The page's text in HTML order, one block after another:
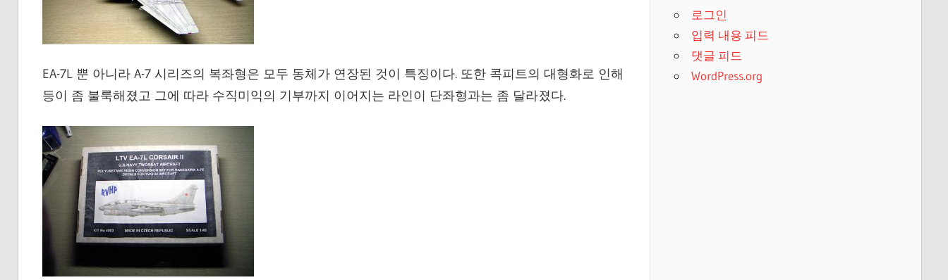
EA-7L 뿐 아니라 A-7 시리즈의 복좌형은 모두 동체가 연장된 것이 특징이다. 또한 콕피트의 대형화로 인해
등이 좀 불룩해졌고 그에 따라 수직미익의 기부까지 이어지는 라인이 단좌형과는 좀 달라졌다.
로그인
입력 내용 피드
댓글 피드
WordPress.org